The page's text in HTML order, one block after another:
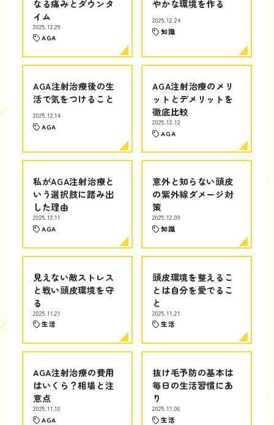
なる痛みとダウンタ
イム
2025.12.29
AGA
やかな環境を作る
2025.12.24
知識
AGA注射治療後の生
活で気をつけること
2025.12.14
AGA
AGA注射治療のメリ
ットとデメリットを
徹底比較
2025.12.12
AGA
私がAGA注射治療と
いう選択肢に踏み出
した理由
2025.12.11
AGA
意外と知らない頭皮
の紫外線ダメージ対
策
2025.12.09
知識
見えない敵ストレス
と戦い頭皮環境を守
る
2025.11.21
生活
頭皮環境を整えるこ
とは自分を愛でるこ
と
2025.11.21
生活
AGA注射治療の費用
はいくら？相場と注
意点
2025.11.10
AGA
抜け毛予防の基本は
毎日の生活習慣にあ
り
2025.11.06
生活